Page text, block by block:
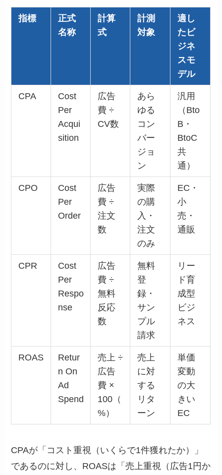
指標
正式
名称
計算
式
計測
対象
適し
たビ
ジネ
スモ
デル
CPA
Cost
Per
Acqui
sition
広告
費 ÷
CV数
あら
ゆる
コン
バー
ジョ
ン
汎用
（Bto
B・
BtoC
共
通）
CPO
Cost
Per
Order
広告
費 ÷
注文
数
実際
の購
入・
注文
のみ
EC・
小
売・
通販
CPR
Cost
Per
Respo
nse
広告
費 ÷
無料
反応
数
無料
登
録・
サン
プル
請求
リー
ド育
成型
ビジ
ネス
ROAS
Retur
n On
Ad
Spend
売上 ÷
広告
費 ×
100（
%）
売上
に対
する
リタ
ーン
単価
変動
の大
きい
EC
CPAが「コスト重視（いくらで1件獲れたか）」
であるのに対し、ROASは「売上重視（広告1円か